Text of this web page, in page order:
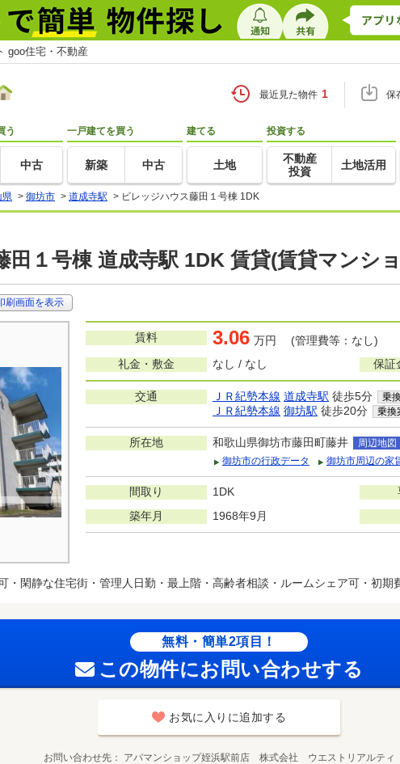
goo住宅・不動産
最近見た物件 1 保
う
中古
一戸建てを買う
新築 中古
建てる
土地
投資する
不動産
投資
土地活用
県 > 御坊市 > 道成寺駅 > ビレッジハウス藤田１号棟 1DK
田１号棟 道成寺駅 1DK 賃貸(賃貸マンシ
刷画面を表示
賃料 3.06 万円 (管理費等：なし)
礼金・敷金
なし / なし 保証
交通 ＪＲ紀勢本線 道成寺駅 徒歩5分 乗
ＪＲ紀勢本線 御坊駅 徒歩20分 乗換
所在地 和歌山県御坊市藤田町藤井
周辺地図
御坊市の行政データ
御坊市周辺の家
間取り 1DK
築年月
1968年9月
・閑静な住宅街・管理人日勤・最上階・高齢者相談・ルームシェア可・初
無料・簡単2項目！
この物件にお問い合わせする
お気に入りに追加する
お問い合わせ先 アパマンショップ姪浜駅前店 株式会社 ウエストリアルティ